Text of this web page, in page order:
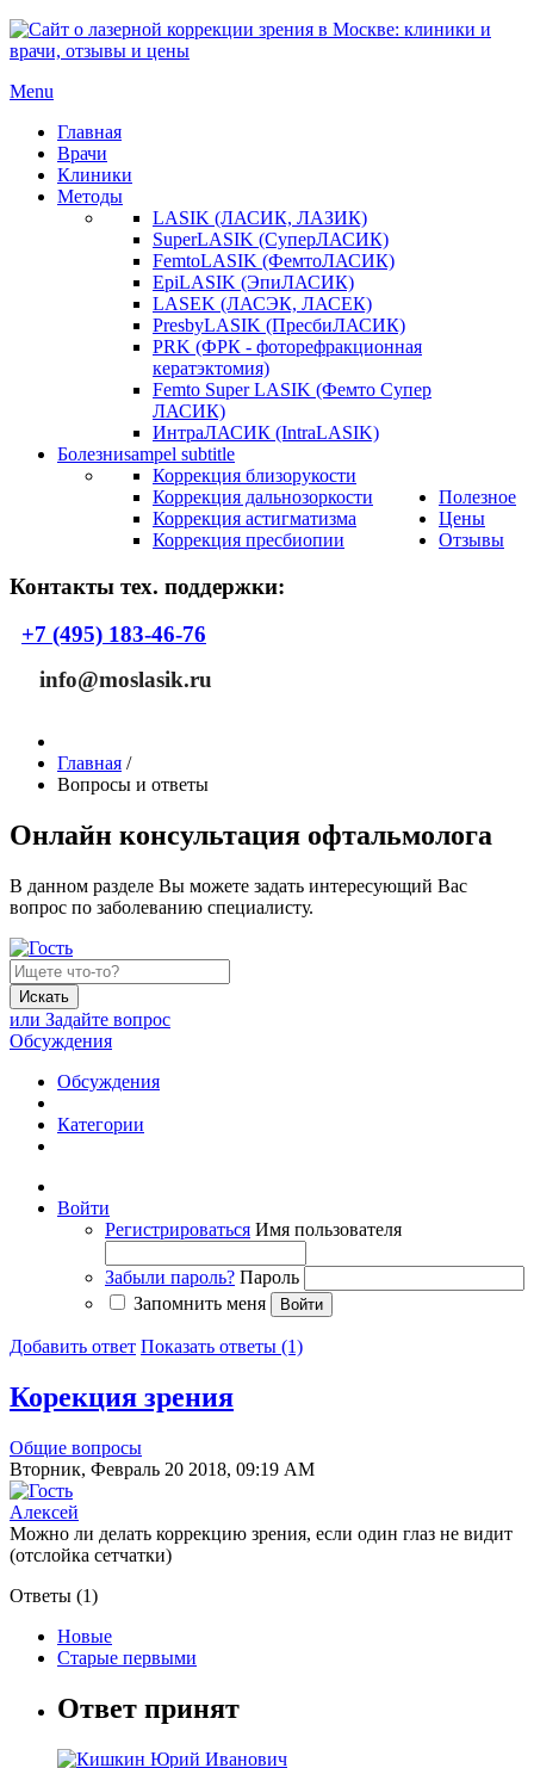
Menu
Главная
Врачи
Клиники
Методы
LASIK (ЛАСИК, ЛАЗИК)
SuperLASIK (СуперЛАСИК)
FemtoLASIK (ФемтоЛАСИК)
EpiLASIK (ЭпиЛАСИК)
LASEK (ЛАСЭК, ЛАСЕК)
PresbyLASIK (ПресбиЛАСИК)
PRK (ФРК - фоторефракционная
кератэктомия)
Femto Super LASIK (Фемто Супер
ЛАСИК)
ИнтраЛАСИК (IntraLASIK)
Болезниsampel subtitle
Коррекция близорукости
Коррекция дальнозоркости
Коррекция астигматизма
Коррекция пресбиопии
Полезное
Цены
Отзывы
Контакты тех. поддержки:
+7 (495) 183-46-76
info@moslasik.ru
Главная /
Вопросы и ответы
Онлайн консультация офтальмолога
В данном разделе Вы можете задать интересующий Вас
вопрос по заболеванию специалисту.
Искать
или Задайте вопрос
Обсуждения
Обсуждения
Категории
Войти
Регистрироваться Имя пользователя
Забыли пароль? Пароль
Запомнить меня
Добавить ответ Показать ответы (1)
Корекция зрения
Общие вопросы
Вторник, Февраль 20 2018, 09:19 AM
Алексей
Можно ли делать коррекцию зрения, если один глаз не видит
(отслойка сетчатки)
Ответы (1)
Новые
Старые первыми
Ответ принят